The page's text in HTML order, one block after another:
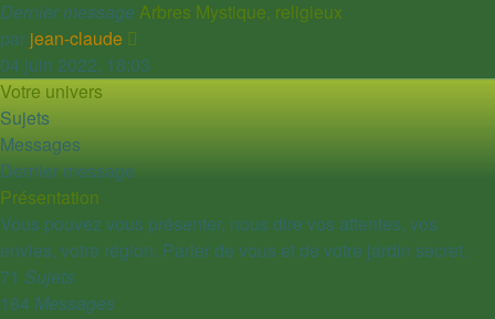
Dernier message Arbres Mystique, religieux
par jean-claude
le
04 juin 2022, 18:03
Votre univers
Sujets
Messages
Dernier message
Présentation
Vous pouvez vous présenter, nous dire vos attentes, vos
envies, votre région. Parler de vous et de votre jardin secret.
71 Sujets
164 Messages